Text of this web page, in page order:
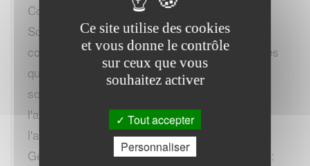
Collecte des Contributions et Cotisations
Sociales : L'URSSAF est responsable de la
collecte des cotisations et contributions sociales
qui financent le régime général de la sécurité
sociale. Cela inclut les cotisations pour
l'assurance maladie, les allocations familiales,
l'assurance vieillesse, et l'assurance chômage.
Gestion de la Trésorerie de la Sécurité Sociale :
Ce site utilise des cookies
et vous donne le contrôle
sur ceux que vous
souhaitez activer
Tout accepter
Personnaliser